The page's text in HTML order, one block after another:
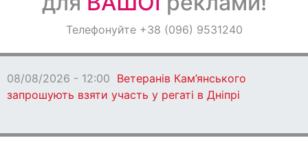
ОголошенняТелефонуйте +38 (096) 9531240
08/08/2026 - 12:00 Ветеранів Кам’янського
запрошують взяти участь у регаті в Дніпрі